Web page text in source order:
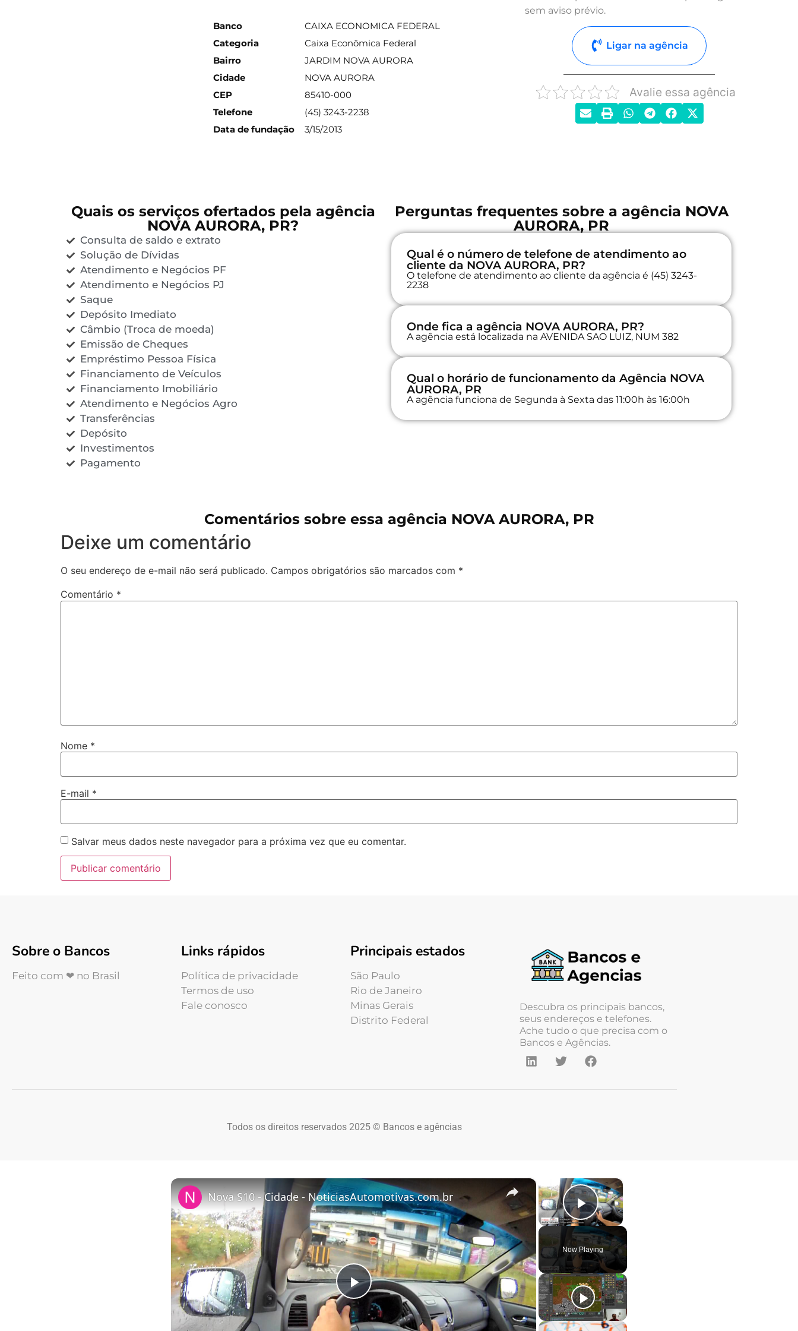
Banco
CAIXA ECONOMICA FEDERAL
Categoria
Caixa Econômica Federal
Bairro
JARDIM NOVA AURORA
Cidade
NOVA AURORA
CEP
85410-000
Telefone
(45) 3243-2238
Data de fundação
3/15/2013
sem aviso prévio.
Ligar na agência
Avalie essa agência
Quais os serviços ofertados pela agência
NOVA AURORA, PR?
Consulta de saldo e extrato
Solução de Dívidas
Atendimento e Negócios PF
Atendimento e Negócios PJ
Saque
Depósito Imediato
Câmbio (Troca de moeda)
Emissão de Cheques
Empréstimo Pessoa Física
Financiamento de Veículos
Financiamento Imobiliário
Atendimento e Negócios Agro
Transferências
Depósito
Investimentos
Pagamento
Perguntas frequentes sobre a agência NOVA
AURORA, PR
Qual é o número de telefone de atendimento ao
cliente da NOVA AURORA, PR?
O telefone de atendimento ao cliente da agência é (45) 3243-
2238
Onde fica a agência NOVA AURORA, PR?
A agência está localizada na AVENIDA SAO LUIZ, NUM 382
Qual o horário de funcionamento da Agência NOVA
AURORA, PR
A agência funciona de Segunda à Sexta das 11:00h às 16:00h
Comentários sobre essa agência NOVA AURORA, PR
Deixe um comentário
O seu endereço de e-mail não será publicado. Campos obrigatórios são marcados com *
Comentário *
Nome *
E-mail *
Salvar meus dados neste navegador para a próxima vez que eu comentar.
Sobre o Bancos
Feito com ❤ no Brasil
Links rápidos
Política de privacidade
Termos de uso
Fale conosco
Principais estados
São Paulo
Rio de Janeiro
Minas Gerais
Distrito Federal
Descubra os principais bancos,
seus endereços e telefones.
Ache tudo o que precisa com o
Bancos e Agências.
Todos os direitos reservados 2025 © Bancos e agências
×
Play Video
Now Playing
×
Play Video
Nova S10 - Cidade - NoticiasAutomotivas.com.br